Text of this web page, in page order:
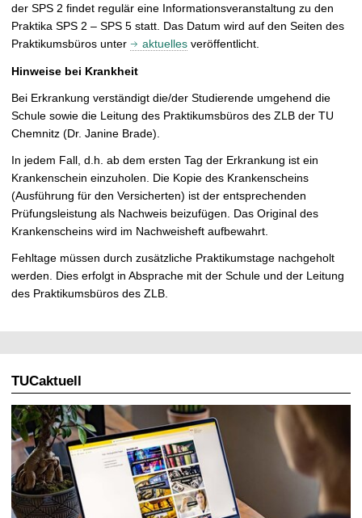
der SPS 2 findet regulär eine Informationsveranstaltung zu den
Praktika SPS 2 – SPS 5 statt. Das Datum wird auf den Seiten des
Praktikumsbüros unter
aktuelles veröffentlicht.
Hinweise bei Krankheit
Bei Erkrankung verständigt die/der Studierende umgehend die
Schule sowie die Leitung des Praktikumsbüros des ZLB der TU
Chemnitz (Dr. Janine Brade).
In jedem Fall, d.h. ab dem ersten Tag der Erkrankung ist ein
Krankenschein einzuholen. Die Kopie des Krankenscheins
(Ausführung für den Versicherten) ist der entsprechenden
Prüfungsleistung als Nachweis beizufügen. Das Original des
Krankenscheins wird im Nachweisheft aufbewahrt.
Fehltage müssen durch zusätzliche Praktikumstage nachgeholt
werden. Dies erfolgt in Absprache mit der Schule und der Leitung
des Praktikumsbüros des ZLB.
TUCaktuell